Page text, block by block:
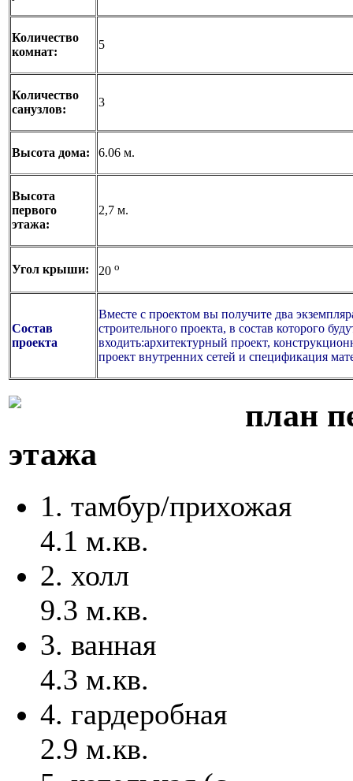
Количество
комнат:
5
Количество
санузлов:
3
Высота дома: 6.06 м.
Высота
первого
этажа:
2,7 м.
Угол крыши: 20 o
Состав
проекта
Вместе с проектом вы получите два
строительного проекта, в состав которого
входить:архитектурный проект,
проект внутренних сетей и спецификация
план
этажа
1. тамбур/прихожая
4.1 м.кв.
2. холл
9.3 м.кв.
3. ванная
4.3 м.кв.
4. гардеробная
2.9 м.кв.